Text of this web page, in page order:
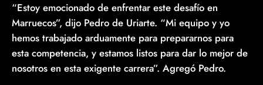
“Estoy emocionado de enfrentar este desafío en
Marruecos”, dijo Pedro de Uriarte. “Mi equipo y yo
hemos trabajado arduamente para prepararnos para
esta competencia, y estamos listos para dar lo mejor de
nosotros en esta exigente carrera”. Agregó Pedro.